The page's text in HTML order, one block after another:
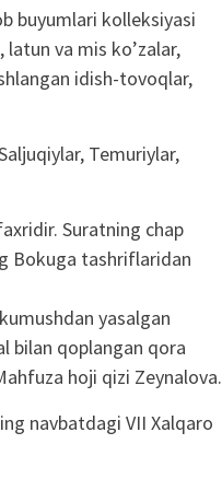
buyumlari kolleksiyasi
va mis ko’zalar,
idish-tovoqlar,
Temuriylar,
Suratning chap
Bokuga tashriflaridan
yasalgan
bilan qoplangan qora
hoji qizi Zeynalova.
navbatdagi VII Xalqaro